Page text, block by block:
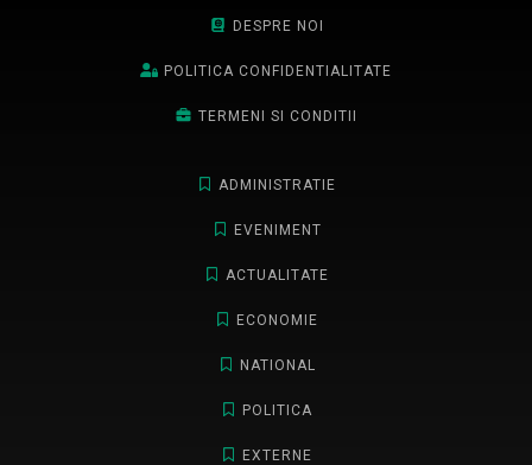
DESPRE NOI
POLITICA CONFIDENTIALITATE
TERMENI SI CONDITII
ADMINISTRATIE
EVENIMENT
ACTUALITATE
ECONOMIE
NATIONAL
POLITICA
EXTERNE